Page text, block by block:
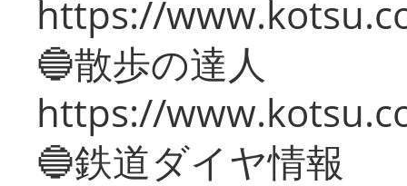
https://
🔵散歩の達人
https://
🔵鉄道ダイヤ情報